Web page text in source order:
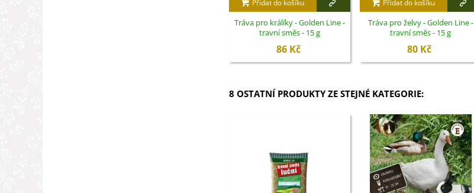
Přidat do košíku
Tráva pro králíky - Golden Line -
travní směs - 15 g
86 Kč
Přidat do košíku
Tráva pro želvy - Golden Line -
travní směs - 15 g
80 Kč
8 OSTATNÍ PRODUKTY ZE STEJNÉ KATEGORIE: